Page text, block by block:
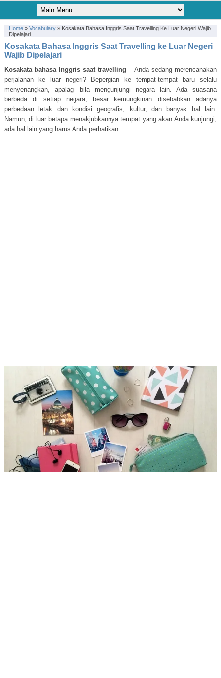
Home» Vocabulary» Kosakata Bahasa Inggris Saat Travelling Ke Luar Negeri Wajib
Dipelajari
Kosakata Bahasa Inggris Saat Travelling ke Luar Negeri
Wajib Dipelajari
Kosakata bahasa Inggris saat travelling – Anda sedang merencanakan
perjalanan ke luar negeri? Bepergian ke tempat-tempat baru selalu
menyenangkan, apalagi bila mengunjungi negara lain. Ada suasana
berbeda di setiap negara, besar kemungkinan disebabkan adanya
perbedaan letak dan kondisi geografis, kultur, dan banyak hal lain.
Namun, di luar betapa menakjubkannya tempat yang akan Anda kunjungi,
ada hal lain yang harus Anda perhatikan.